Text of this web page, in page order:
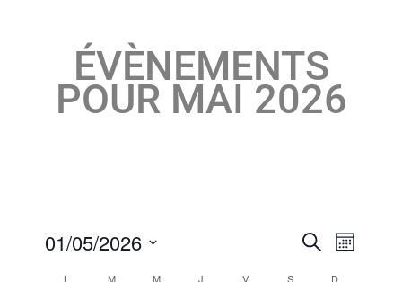
ÉVÈNEMENTS
POUR MAI 2026
Search
Recherche
Month
01/05/2026
L M M J V S D